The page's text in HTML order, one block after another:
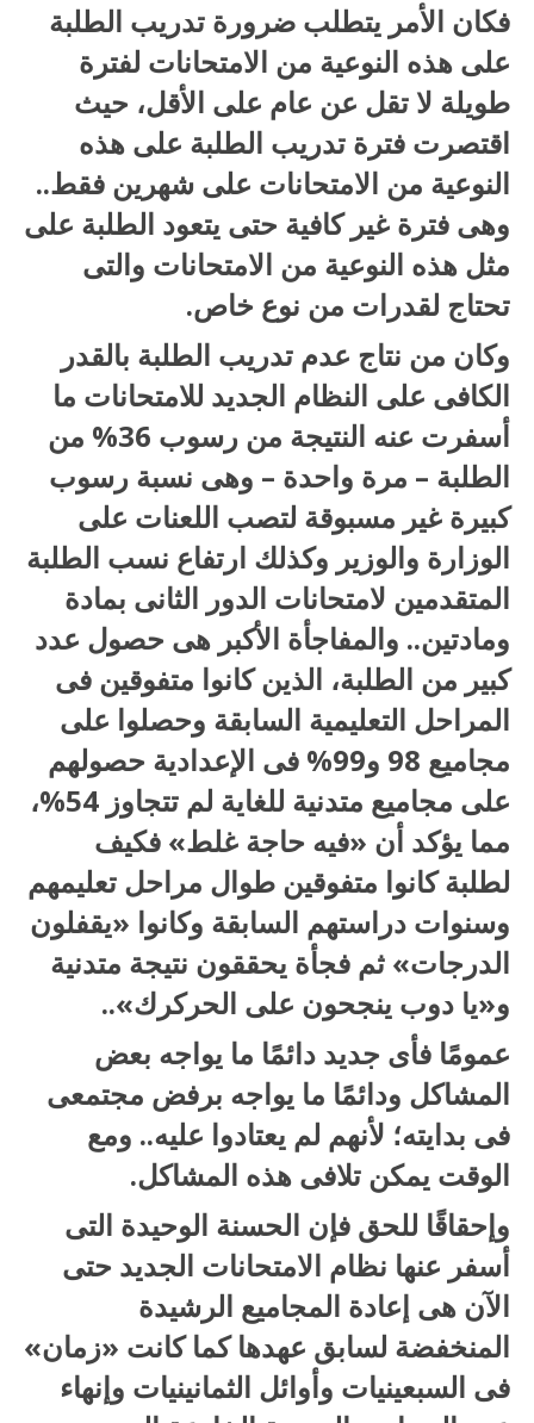
فكان الأمر يتطلب ضرورة تدريب الطلبة
على هذه النوعية من الامتحانات لفترة
طويلة لا تقل عن عام على الأقل، حيث
اقتصرت فترة تدريب الطلبة على هذه
النوعية من الامتحانات على شهرين فقط..
وهى فترة غير كافية حتى يتعود الطلبة على
مثل هذه النوعية من الامتحانات والتى
تحتاج لقدرات من نوع خاص.
وكان من نتاج عدم تدريب الطلبة بالقدر
الكافى على النظام الجديد للامتحانات ما
أسفرت عنه النتيجة من رسوب 36% من
الطلبة – مرة واحدة – وهى نسبة رسوب
كبيرة غير مسبوقة لتصب اللعنات على
الوزارة والوزير وكذلك ارتفاع نسب الطلبة
المتقدمين لامتحانات الدور الثانى بمادة
ومادتين.. والمفاجأة الأكبر هى حصول عدد
كبير من الطلبة، الذين كانوا متفوقين فى
المراحل التعليمية السابقة وحصلوا على
مجاميع 98 و99% فى الإعدادية حصولهم
على مجاميع متدنية للغاية لم تتجاوز 54%،
مما يؤكد أن «فيه حاجة غلط» فكيف
لطلبة كانوا متفوقين طوال مراحل تعليمهم
وسنوات دراستهم السابقة وكانوا «يقفلون
الدرجات» ثم فجأة يحققون نتيجة متدنية
و«يا دوب ينجحون على الحركرك»..
عمومًا فأى جديد دائمًا ما يواجه بعض
المشاكل ودائمًا ما يواجه برفض مجتمعى
فى بدايته؛ لأنهم لم يعتادوا عليه.. ومع
الوقت يمكن تلافى هذه المشاكل.
وإحقاقًا للحق فإن الحسنة الوحيدة التى
أسفر عنها نظام الامتحانات الجديد حتى
الآن هى إعادة المجاميع الرشيدة
المنخفضة لسابق عهدها كما كانت «زمان»
فى السبعينيات وأوائل الثمانينيات وإنهاء